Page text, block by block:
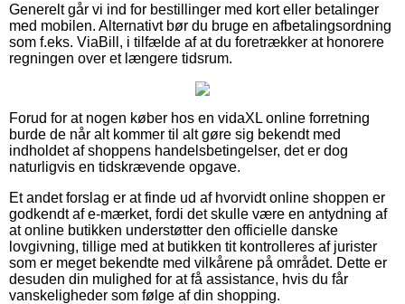
Generelt går vi ind for bestillinger med kort eller betalinger
med mobilen. Alternativt bør du bruge en afbetalingsordning
som f.eks. ViaBill, i tilfælde af at du foretrækker at honorere
regningen over et længere tidsrum.
Forud for at nogen køber hos en vidaXL online forretning
burde de når alt kommer til alt gøre sig bekendt med
indholdet af shoppens handelsbetingelser, det er dog
naturligvis en tidskrævende opgave.
Et andet forslag er at finde ud af hvorvidt online shoppen er
godkendt af e-mærket, fordi det skulle være en antydning af
at online butikken understøtter den officielle danske
lovgivning, tillige med at butikken tit kontrolleres af jurister
som er meget bekendte med vilkårene på området. Dette er
desuden din mulighed for at få assistance, hvis du får
vanskeligheder som følge af din shopping.